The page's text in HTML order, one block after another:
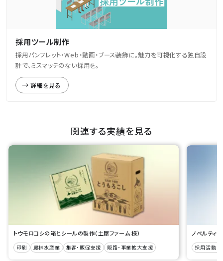
採用ツール制作
採用パンフレット・Web・動画・ブース装飾に。魅力を可視化する独自設
計で、ミスマッチのない採用を。
詳細を見る
関連する実績を見る
トウモロコシの箱とシールの製作（土屋ファーム 様）
印刷 農林水産業 集客・販促支援 販路・事業拡大支援
ノベルティ
採用活動ツ